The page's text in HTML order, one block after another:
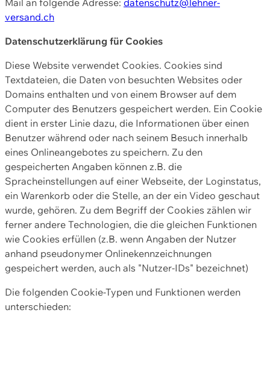
versand.ch
Datenschutzerklärung für Cookies
Diese Website verwendet Cookies. Cookies sind
Textdateien, die Daten von besuchten Websites oder
Domains enthalten und von einem Browser auf dem
Computer des Benutzers gespeichert werden. Ein Cookie
dient in erster Linie dazu, die Informationen über einen
Benutzer während oder nach seinem Besuch innerhalb
eines Onlineangebotes zu speichern. Zu den
gespeicherten Angaben können z.B. die
Spracheinstellungen auf einer Webseite, der Loginstatus,
ein Warenkorb oder die Stelle, an der ein Video geschaut
wurde, gehören. Zu dem Begriff der Cookies zählen wir
ferner andere Technologien, die die gleichen Funktionen
wie Cookies erfüllen (z.B. wenn Angaben der Nutzer
anhand pseudonymer Onlinekennzeichnungen
gespeichert werden, auch als "Nutzer-IDs" bezeichnet)
Die folgenden Cookie-Typen und Funktionen werden
unterschieden: